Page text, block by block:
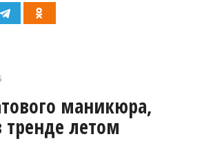
маникюра,
тренде летом